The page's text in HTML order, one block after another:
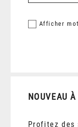
Afficher
NOUVEAU
Profitez